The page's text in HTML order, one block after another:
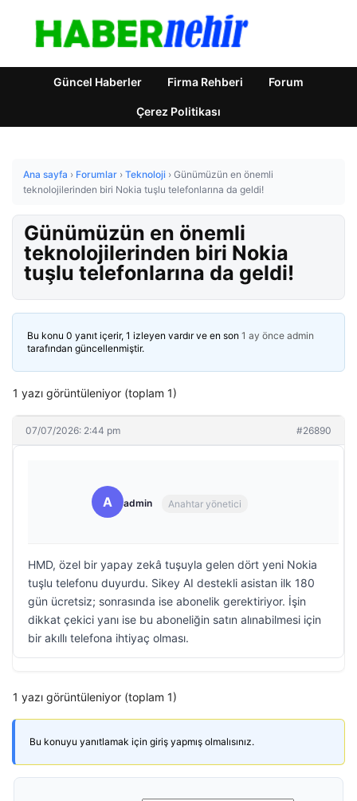
Güncel Haberler Firma Rehberi Forum
Çerez Politikası
Ana sayfa › Forumlar › Teknoloji › Günümüzün en önemli
teknolojilerinden biri Nokia tuşlu telefonlarına da geldi!
Günümüzün en önemli
teknolojilerinden biri Nokia
tuşlu telefonlarına da geldi!
Bu konu 0 yanıt içerir, 1 izleyen vardır ve en son 1 ay önce admin
tarafından güncellenmiştir.
1 yazı görüntüleniyor (toplam 1)
07/07/2026: 2:44 pm #26890
A admin Anahtar yönetici
HMD, özel bir yapay zekâ tuşuyla gelen dört yeni Nokia
tuşlu telefonu duyurdu. Sikey AI destekli asistan ilk 180
gün ücretsiz; sonrasında ise abonelik gerektiriyor. İşin
dikkat çekici yanı ise bu aboneliğin satın alınabilmesi için
bir akıllı telefona ihtiyaç olması.
1 yazı görüntüleniyor (toplam 1)
Bu konuyu yanıtlamak için giriş yapmış olmalısınız.